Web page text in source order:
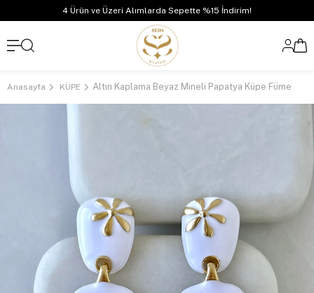
4 Ürün ve Üzeri Alımlarda Sepette %15 İndirim!
Anasayfa KÜPE Altın Kaplama Beyaz Mineli Papatya Küpe Füme